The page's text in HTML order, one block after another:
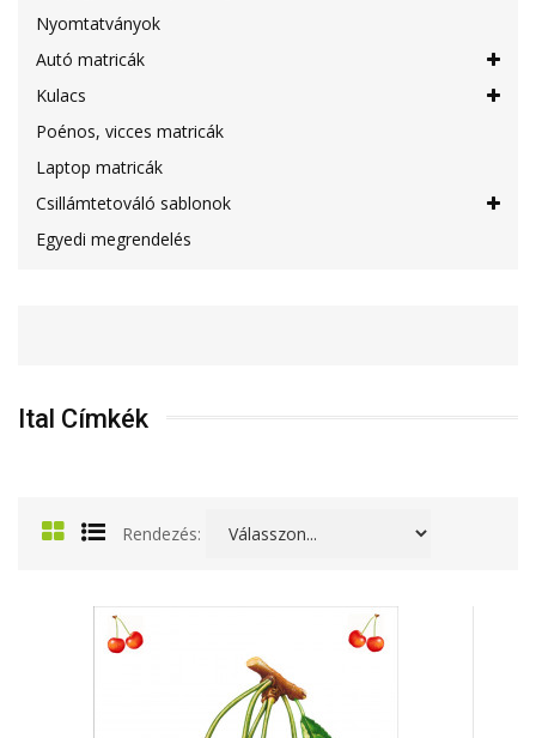
Nyomtatványok
Autó matricák
Kulacs
Poénos, vicces matricák
Laptop matricák
Csillámtetováló sablonok
Egyedi megrendelés
Ital Címkék
Rendezés: